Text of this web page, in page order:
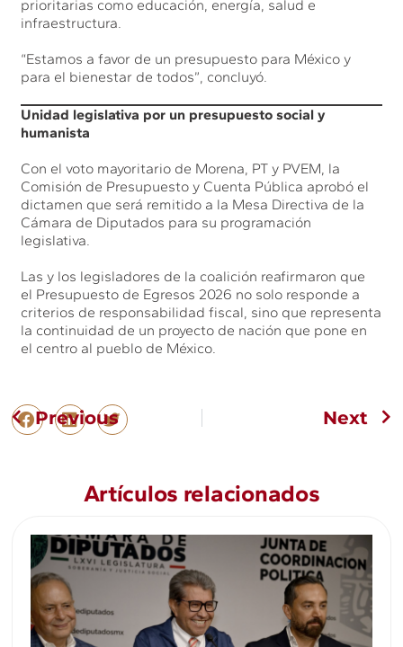
prioritarias como educación, energía, salud e
infraestructura.
“Estamos a favor de un presupuesto para México y
para el bienestar de todos”, concluyó.
Unidad legislativa por un presupuesto social y
humanista
Con el voto mayoritario de Morena, PT y PVEM, la
Comisión de Presupuesto y Cuenta Pública aprobó el
dictamen que será remitido a la Mesa Directiva de la
Cámara de Diputados para su programación
legislativa.
Las y los legisladores de la coalición reafirmaron que
el Presupuesto de Egresos 2026 no solo responde a
criterios de responsabilidad fiscal, sino que representa
la continuidad de un proyecto de nación que pone en
el centro al pueblo de México.
Previous Next
Artículos relacionados